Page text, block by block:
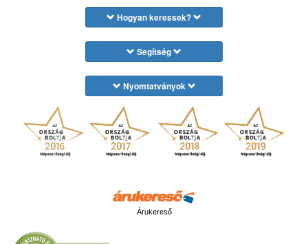
Hogyan keressek?
Segítség
Nyomtatványok
Árukereső